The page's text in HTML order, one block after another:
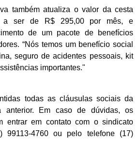
também atualiza o valor da cesta
a ser de R$ 295,00 por mês, e
de um pacote de benefícios
“Nós temos um benefício social
seguro de acidentes pessoais, kit
importantes."
todas as cláusulas sociais da
anterior. Em caso de dúvidas, os
entrar em contato com o sindicato
99113-4760 ou pelo telefone (17)